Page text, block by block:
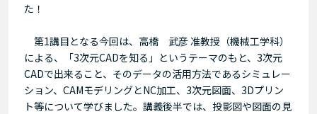
た！
第1講目となる今回は、高橋 武彦 准教授（機械工学科）
による、「3次元CADを知る」というテーマのもと、3次元
CADで出来ること、そのデータの活用方法であるシミュレー
ション、CAMモデリングとNC加工、3次元図面、3Dプリン
ト等について学びました。講義後半では、投影図や図面の見